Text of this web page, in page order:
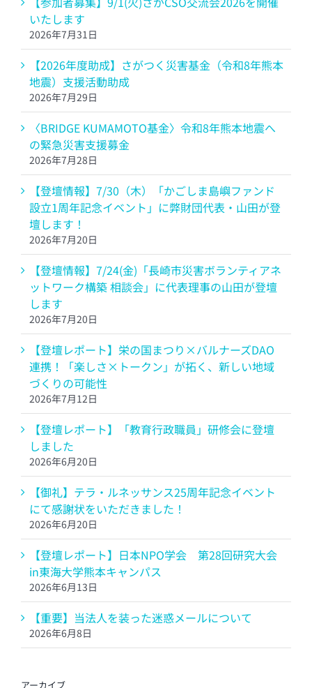
いたします
2026年7月31日
【2026年度助成】さがつく災害基金（令和8年熊本
地震）支援活動助成
2026年7月29日
〈BRIDGE KUMAMOTO基金〉令和8年熊本地震へ
の緊急災害支援募金
2026年7月28日
【登壇情報】7/30（木）「かごしま島嶼ファンド
設立1周年記念イベント」に弊財団代表・山田が登
壇します！
2026年7月20日
【登壇情報】7/24(金)「長崎市災害ボランティアネ
ットワーク構築 相談会」に代表理事の山田が登壇
します
2026年7月20日
【登壇レポート】栄の国まつり×バルナーズDAO
連携！「楽しさ×トークン」が拓く、新しい地域
づくりの可能性
2026年7月12日
【登壇レポート】「教育行政職員」研修会に登壇
しました
2026年6月20日
【御礼】テラ・ルネッサンス25周年記念イベント
にて感謝状をいただきました！
2026年6月20日
【登壇レポート】日本NPO学会 第28回研究大会
in東海大学熊本キャンパス
2026年6月13日
【重要】当法人を装った迷惑メールについて
2026年6月8日
アーカイブ